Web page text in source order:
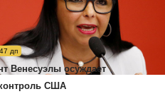
дп
Венесуэлы осуждает
США